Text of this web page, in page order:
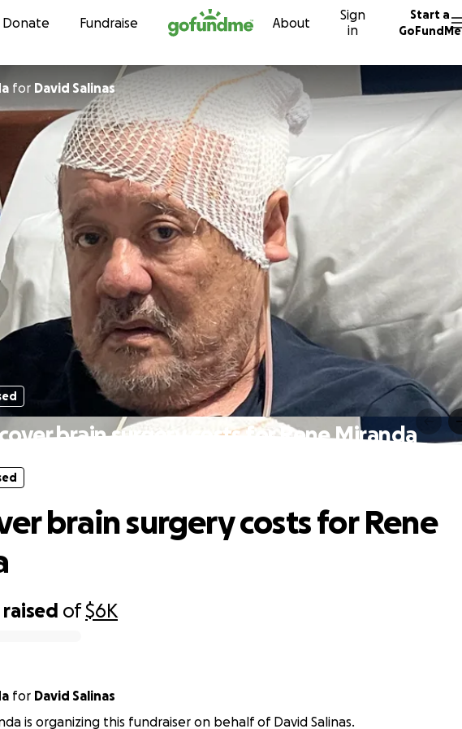
Skip to content
Donate Fundraise About
Sign
in
Start a
GoFundMe
for David Salinas
brain surgery costs for Rene Miranda
raised of$6K
brain surgery costs for Rene
for David Salinas
is organizing this fundraiser on behalf of David Salinas.